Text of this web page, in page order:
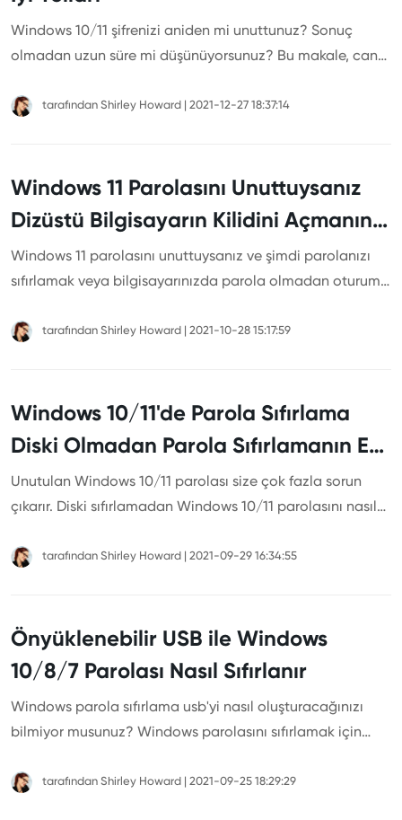
Windows 10/11 şifrenizi aniden mi unuttunuz? Sonuç
olmadan uzun süre mi düşünüyorsunuz? Bu makale, can
öğretecektir.
tarafından Shirley Howard | 2021-12-27 18:37:14
Windows 11 Parolasını Unuttuysanız
Dizüstü Bilgisayarın Kilidini Açmanın
Test Edilmiş Yolları
Windows 11 parolasını unuttuysanız ve şimdi parolanızı
sıfırlamak veya bilgisayarınızda parola olmadan oturum
bu makaleyi bir okuyun. Bu makalenin önerdiği test
tarafından Shirley Howard | 2021-10-28 15:17:59
Windows 10/11'de Parola Sıfırlama
Diski Olmadan Parola Sıfırlamanın En
İyi 5 Yolu
Unutulan Windows 10/11 parolası size çok fazla sorun
çıkarır. Diski sıfırlamadan Windows 10/11 parolasını nasıl
USB'si oluşturmak ister misiniz? Tüm çözümleri
tarafından Shirley Howard | 2021-09-29 16:34:55
Önyüklenebilir USB ile Windows
10/8/7 Parolası Nasıl Sıfırlanır
Windows parola sıfırlama usb'yi nasıl oluşturacağınızı
bilmiyor musunuz? Windows parolasını sıfırlamak için
musunuz? Aşağıdaki makaleyi kontrol ederek bir çözüm
tarafından Shirley Howard | 2021-09-25 18:29:29